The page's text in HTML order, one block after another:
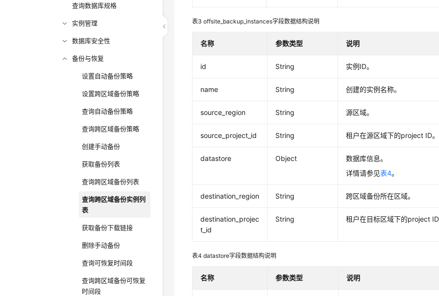
查询数据库规格
实例管理
数据库安全性
备份与恢复
设置自动备份策略
设置跨区域备份策略
查询自动备份策略
查询跨区域备份策略
创建手动备份
获取备份列表
查询跨区域备份列表
查询跨区域备份实例列
表
获取备份下载链接
删除手动备份
查询可恢复时间段
查询跨区域备份可恢复
时间段
表3offsite_backup_instances字段数据结构说明
名称 参数类型 说明
id String 实例ID。
name String 创建的实例名称。
source_region String 源区域。
source_project_id String 租户在源区域下的project ID。
datastore Object
数据库信息。
详情请参见表4。
destination_region String 跨区域备份所在区域。
destination_projec
t_id
String 租户在目标区域下的project
表4datastore字段数据结构说明
名称 参数类型 说明